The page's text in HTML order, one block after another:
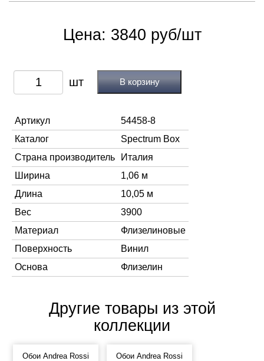
Цена: 3840 руб/шт
В корзину
Артикул
54458-8
Каталог
Spectrum Box
Страна производитель
Италия
Ширина
1,06 м
Длина
10,05 м
Вес
3900
Материал
Флизелиновые
Поверхность
Винил
Основа
Флизелин
Другие товары из этой
коллекции
Обои Andrea Rossi
Обои Andrea Rossi